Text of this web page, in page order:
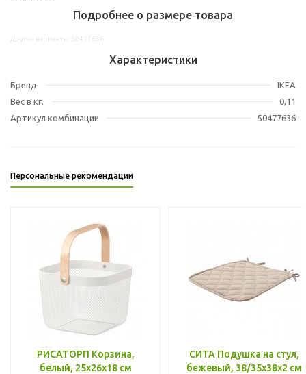
Подробнее о размере товара
Характеристики
Бренд
IKEA
Вес в кг.
0,11
Артикул комбинации
50477636
Персональные рекомендации
РИСАТОРП Корзина,
белый, 25x26x18 см
СИТА Подушка на стул,
бежевый, 38/35x38x2 см